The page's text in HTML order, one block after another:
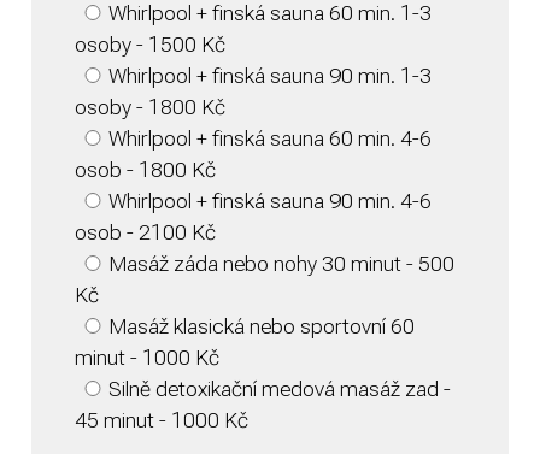
Whirlpool + finská sauna 60 min. 1-3
osoby - 1500 Kč
Whirlpool + finská sauna 90 min. 1-3
osoby - 1800 Kč
Whirlpool + finská sauna 60 min. 4-6
osob - 1800 Kč
Whirlpool + finská sauna 90 min. 4-6
osob - 2100 Kč
Masáž záda nebo nohy 30 minut - 500
Kč
Masáž klasická nebo sportovní 60
minut - 1000 Kč
Silně detoxikační medová masáž zad -
45 minut - 1000 Kč